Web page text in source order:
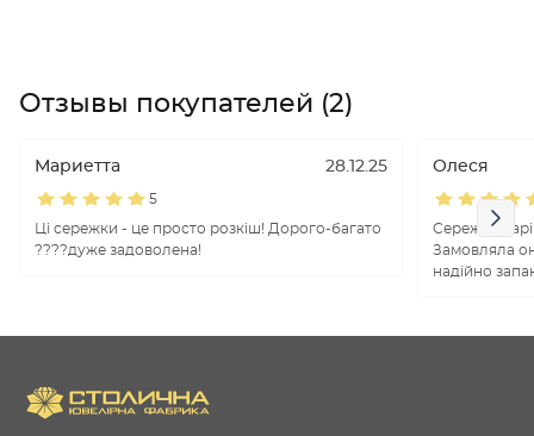
Отзывы покупателей (2)
Мариетта 28.12.25
5
Ці сережки - це просто розкіш! Дорого-багато
????дуже задоволена!
Олеся
Сережки
Замовляла
надійно